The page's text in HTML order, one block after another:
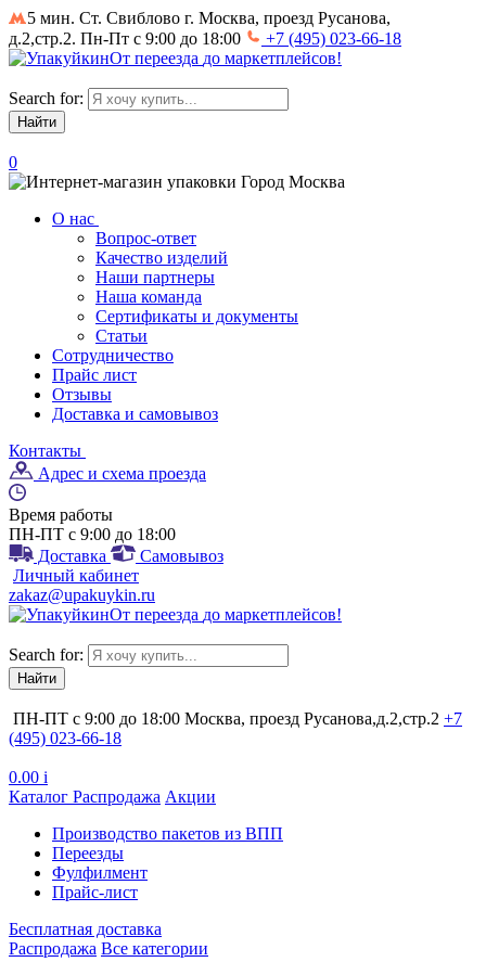
5 мин. Ст. Свиблово г. Москва, проезд Русанова,
д.2,стр.2. Пн-Пт с 9:00 до 18:00
+7 (495) 023-66-18
От переезда до маркетплейсов!
Search for:
0
Город Москва
О нас
Вопрос-ответ
Качество изделий
Наши партнеры
Наша команда
Сертификаты и документы
Статьи
Сотрудничество
Прайс лист
Отзывы
Доставка и самовывоз
Контакты
Адрес и схема проезда
Время работы
ПН-ПТ с 9:00 до 18:00
Доставка
Самовывоз
Личный кабинет
zakaz@upakuykin.ru
От переезда до маркетплейсов!
Search for:
ПН-ПТ с 9:00 до 18:00 Москва, проезд Русанова,д.2,стр.2 +7
(495) 023-66-18
0.00 i
Каталог Распродажа Акции
Производство пакетов из ВПП
Переезды
Фулфилмент
Прайс-лист
Бесплатная доставка
Распродажа Все категории